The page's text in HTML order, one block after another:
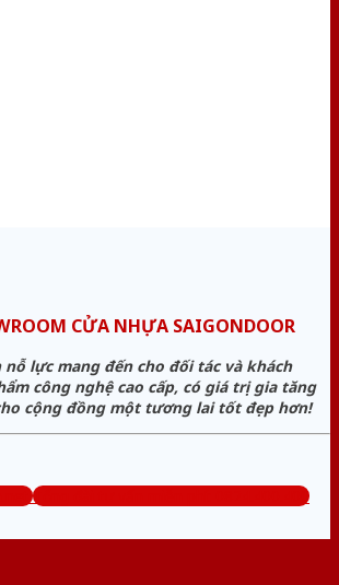
CỬA NHỰA SAIGONDOOR
nỗ lực mang đến cho đối tác và khách
công nghệ cao cấp, có giá trị gia tăng
cộng đồng một tương lai tốt đẹp hơn!
Tổng đài tư vấn miễn phí: 0824.400.400